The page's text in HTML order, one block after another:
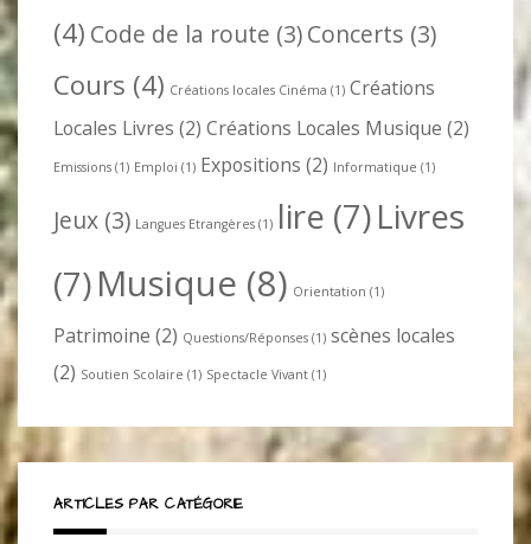
(4) Code de la route (3)Concerts (3)
Cours (4) Créations locales Cinéma (1) Créations
Locales Livres (2) Créations Locales Musique (2)
Emissions (1) Emploi (1) Expositions (2) Informatique (1)
Jeux (3) Langues Etrangères (1) lire (7)Livres
(7)Musique (8) Orientation (1)
Patrimoine (2) Questions/Réponses (1) scènes locales
(2) Soutien Scolaire (1) Spectacle Vivant (1)
ARTICLES PAR CATÉGORIE